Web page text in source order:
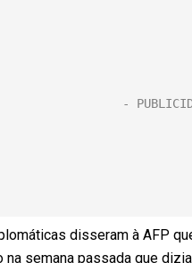
disseram à AFP
semana passada que